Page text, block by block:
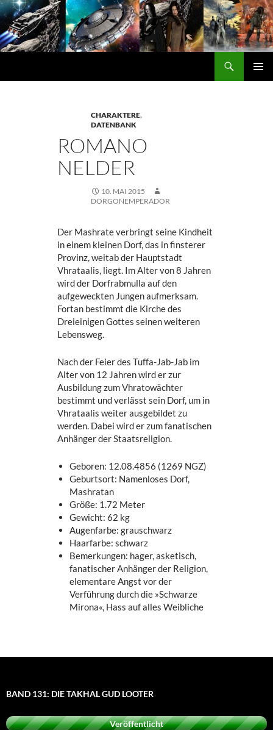
Zum
Inhalt
springen
CHARAKTERE,
DATENBANK
ROMANO
NELDER
10. MAI 2015
DORGONEMPERADOR
Der Mashrate verbringt seine Kindheit
in einem kleinen Dorf, das in finsterer
Provinz, weitab der Hauptstadt
Vhrataalis, liegt. Im Alter von 8 Jahren
wird der Dorfrabmulla auf den
aufgeweckten Jungen aufmerksam.
Fortan bestimmt die Kirche des
Dreieinigen Gottes seinen weiteren
Lebensweg.
Nach der Feier des Tuffa-Jab-Jab im
Alter von 12 Jahren wird er zur
Ausbildung zum Vhratowächter
bestimmt und verlässt sein Dorf, um in
Vhrataalis weiter ausgebildet zu
werden. Dabei wird er zum fanatischen
Anhänger der Staatsreligion.
Geboren: 12.08.4856 (1269 NGZ)
Geburtsort: Namenloses Dorf,
Mashratan
Größe: 1.72 Meter
Gewicht: 62 kg
Augenfarbe: grauschwarz
Haarfarbe: schwarz
Bemerkungen: hager, asketisch,
fanatischer Anhänger der Religion,
elementare Angst vor der
Verführung durch die »Schwarze
Mirona«, Hass auf alles Weibliche
BAND 131: DIE TAKHAL GUD LOOTER
Veröffentlicht